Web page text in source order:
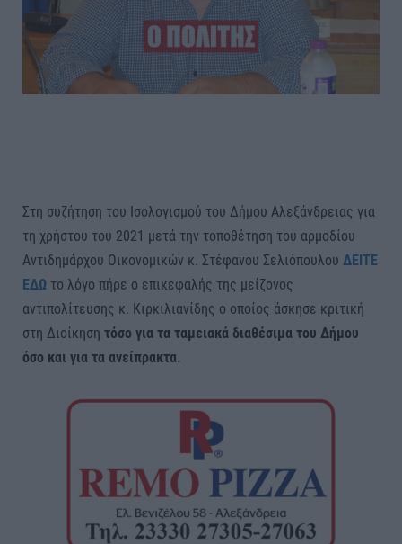
Στη συζήτηση του Ισολογισμού του Δήμου Αλεξάνδρειας για
τη χρήστου του 2021 μετά την τοποθέτηση του αρμοδίου
Αντιδημάρχου Οικονομικών κ. Στέφανου Σελιόπουλου ΔΕΙΤΕ
ΕΔΩ το λόγο πήρε ο επικεφαλής της μείζονος
αντιπολίτευσης κ. Κιρκιλιανίδης ο οποίος άσκησε κριτική
στη Διοίκηση τόσο για τα ταμειακά διαθέσιμα του Δήμου
όσο και για τα ανείπρακτα.